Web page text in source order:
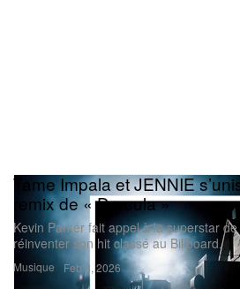
Musique
Tame Impala et JENNIE
remix de « Dracula »
Kevin Parker fait appel à la superstar
réinventer son hit classé au Billboard.
Feb 8, 2026